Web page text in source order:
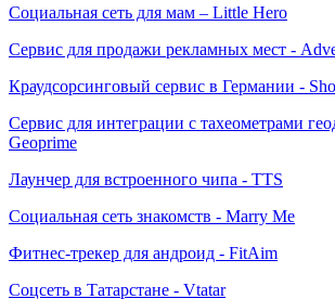
Социальная сеть для мам – Little Hero
Сервис для продажи рекламных мест -
Краудсорсинговый сервис в Германии -
Сервис для интеграции с тахеометрами
Geoprime
Лаунчер для встроенного чипа - TTS
Социальная сеть знакомств - Marry Me
Фитнес-трекер для андроид - FitAim
Соцсеть в Татарстане - Vtatar